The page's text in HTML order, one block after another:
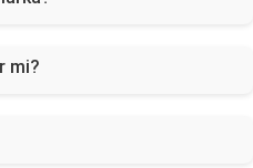
mi?